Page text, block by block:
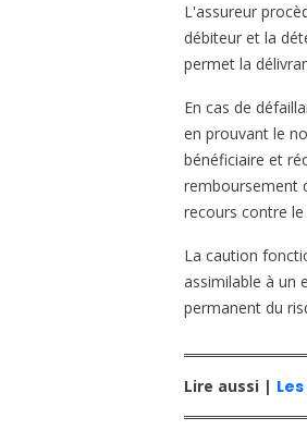
L'assureur
débiteur et la
permet la
En cas de
en prouvant le
bénéficiaire et
remboursement
recours contre
La caution
assimilable à un
permanent du
Lire aussi |